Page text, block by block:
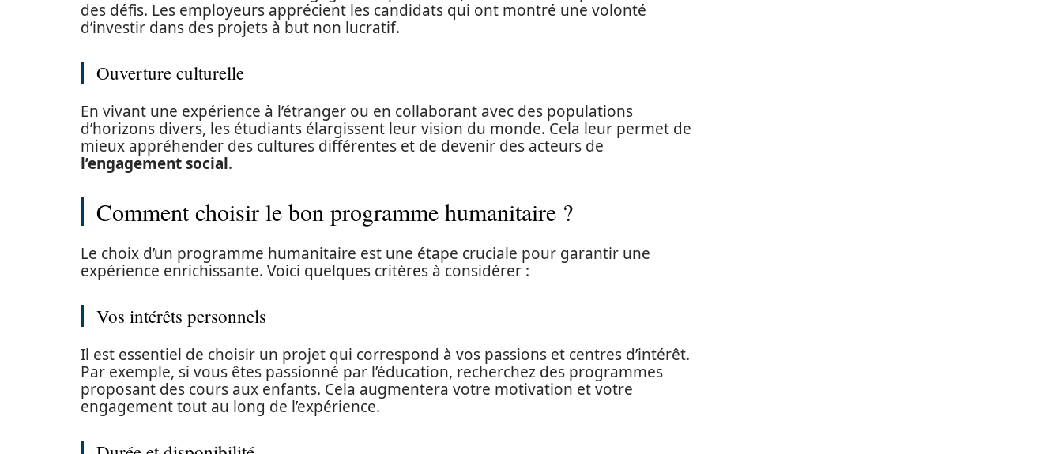
des défis. Les employeurs apprécient les candidats qui ont montré une volonté
d’investir dans des projets à but non lucratif.
Ouverture culturelle
En vivant une expérience à l’étranger ou en collaborant avec des populations
d’horizons divers, les étudiants élargissent leur vision du monde. Cela leur permet de
mieux appréhender des cultures différentes et de devenir des acteurs de
l’engagement social.
Comment choisir le bon programme humanitaire ?
Le choix d’un programme humanitaire est une étape cruciale pour garantir une
expérience enrichissante. Voici quelques critères à considérer :
Vos intérêts personnels
Il est essentiel de choisir un projet qui correspond à vos passions et centres d’intérêt.
Par exemple, si vous êtes passionné par l’éducation, recherchez des programmes
proposant des cours aux enfants. Cela augmentera votre motivation et votre
engagement tout au long de l’expérience.